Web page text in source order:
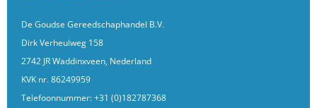
De Goudse Gereedschaphandel B.V.
Dirk Verheulweg 158
2742 JR Waddinxveen, Nederland
KVK nr. 86249959
Telefoonnummer:+31 (0)182787368